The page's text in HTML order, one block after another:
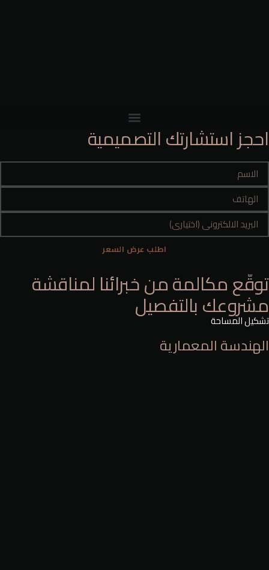
احجز استشارتك التصميمية
اطلب عرض السعر
توقّع مكالمة من خبرائنا لمناقشة
مشروعك بالتفصيل
تشكيل المساحة
الهندسة المعمارية